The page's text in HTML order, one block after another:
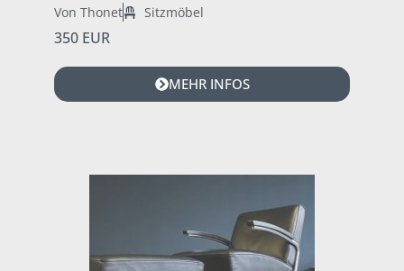
Von Thonet Sitzmöbel
350 EUR
MEHR INFOS